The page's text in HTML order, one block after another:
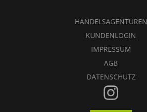
HANDELSAGENTUREN
KUNDENLOGIN
IMPRESSUM
AGB
DATENSCHUTZ